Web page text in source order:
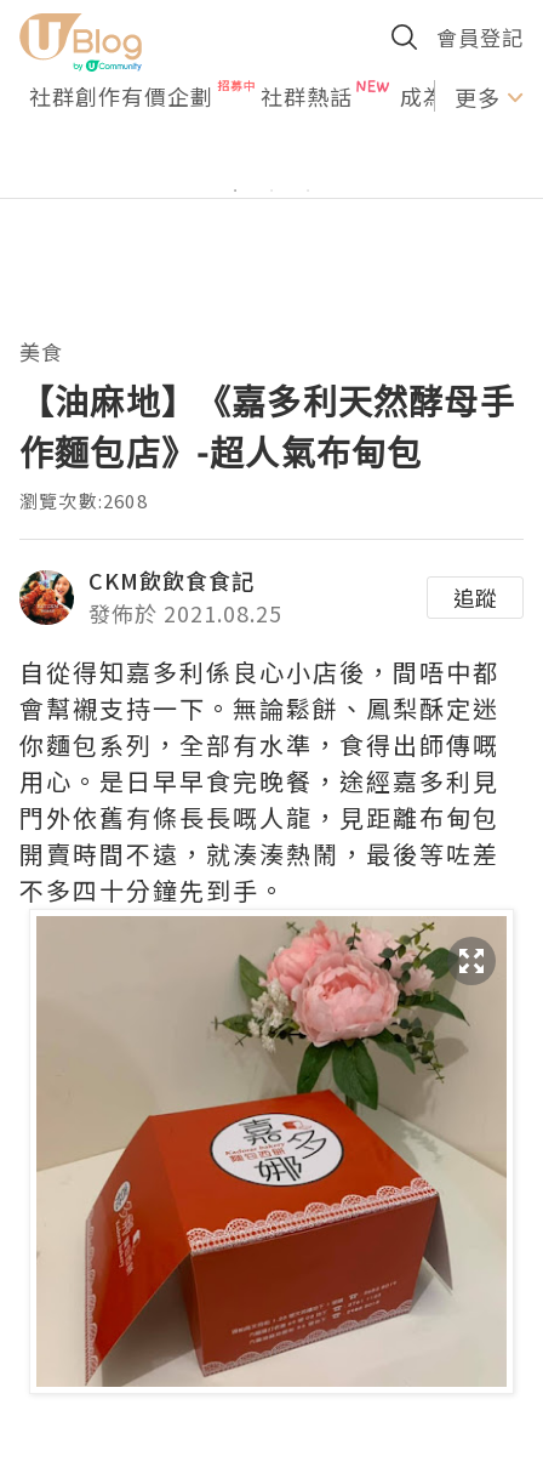
會員登記
社群創作有價企劃 社群熱話 成為U更多
美食
【油麻地】《嘉多利天然酵母手
作麵包店》-超人氣布甸包
瀏覽次數:2608
CKM飲飲食食記
發佈於 2021.08.25
追蹤
自從得知嘉多利係良心小店後，間唔中都
會幫襯支持一下。無論鬆餅、鳳梨酥定迷
你麵包系列，全部有水準，食得出師傳嘅
用心。是日早早食完晚餐，途經嘉多利見
門外依舊有條長長嘅人龍，見距離布甸包
開賣時間不遠，就湊湊熱鬧，最後等咗差
不多四十分鐘先到手。